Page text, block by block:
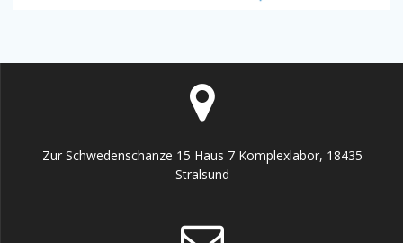
Zur Schwedenschanze 15 Haus 7 Komplexlabor, 18435
Stralsund